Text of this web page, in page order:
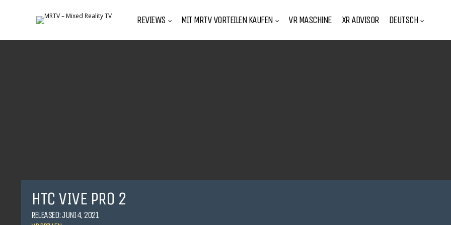
REVIEWS MIT MRTV VORTEILEN KAUFEN VR MASCHINE XR ADVISOR DEUTSCH
HTC VIVE PRO 2
RELEASED: JUNI 4, 2021